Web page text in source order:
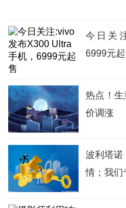
今日关
6999元
热点！
价调涨
波利塔诺
情；我们